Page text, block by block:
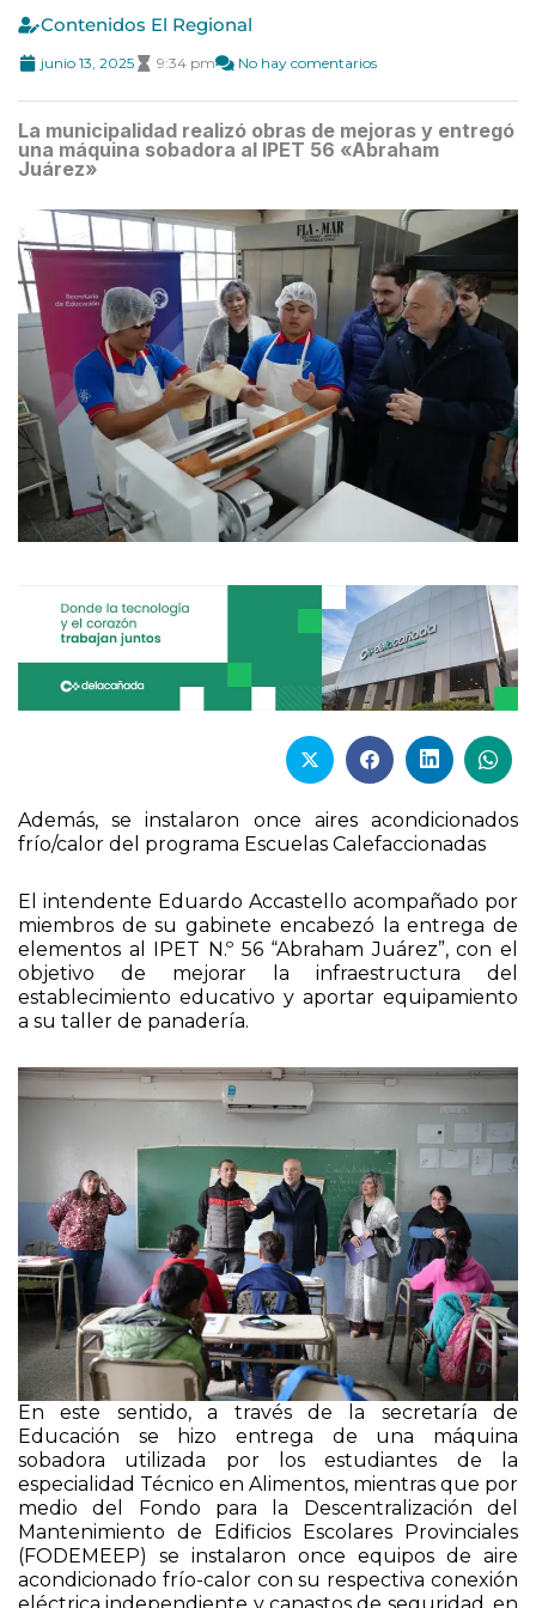
Contenidos El Regional
junio 13, 2025 9:34 pm No hay comentarios
La municipalidad realizó obras de mejoras y entregó
una máquina sobadora al IPET 56 «Abraham
Juárez»
Además, se instalaron once aires acondicionados
frío/calor del programa Escuelas Calefaccionadas
El intendente Eduardo Accastello acompañado por
miembros de su gabinete encabezó la entrega de
elementos al IPET N.º 56 “Abraham Juárez”, con el
objetivo de mejorar la infraestructura del
establecimiento educativo y aportar equipamiento
a su taller de panadería.
En este sentido, a través de la secretaría de
Educación se hizo entrega de una máquina
sobadora utilizada por los estudiantes de la
especialidad Técnico en Alimentos, mientras que por
medio del Fondo para la Descentralización del
Mantenimiento de Edificios Escolares Provinciales
(FODEMEEP) se instalaron once equipos de aire
acondicionado frío-calor con su respectiva conexión